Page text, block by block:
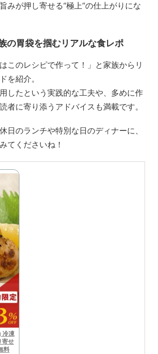
みが押し寄せる“極上”の仕上がりにな
の胃袋を掴むリアルな食レポ
このレシピで作って！」と家族からリ
を紹介。
したという実践的な工夫や、多めに作
者に寄り添うアドバイスも満載です。
日のランチや特別な日のディナーに、
てくださいね！
冷凍
寄せ
料